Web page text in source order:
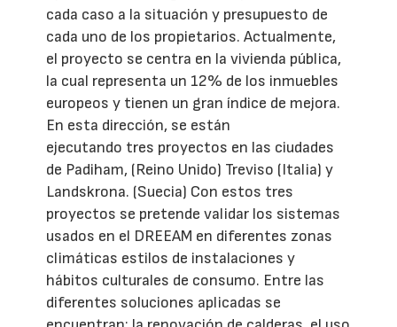
cada caso a la situación y presupuesto de
cada uno de los propietarios. Actualmente,
el proyecto se centra en la vivienda pública,
la cual representa un 12% de los inmuebles
europeos y tienen un gran índice de mejora.
En esta dirección, se están
ejecutando tres proyectos en las ciudades
de Padiham, (Reino Unido) Treviso (Italia) y
Landskrona. (Suecia) Con estos tres
proyectos se pretende validar los sistemas
usados en el DREEAM en diferentes zonas
climáticas estilos de instalaciones y
hábitos culturales de consumo. Entre las
diferentes soluciones aplicadas se